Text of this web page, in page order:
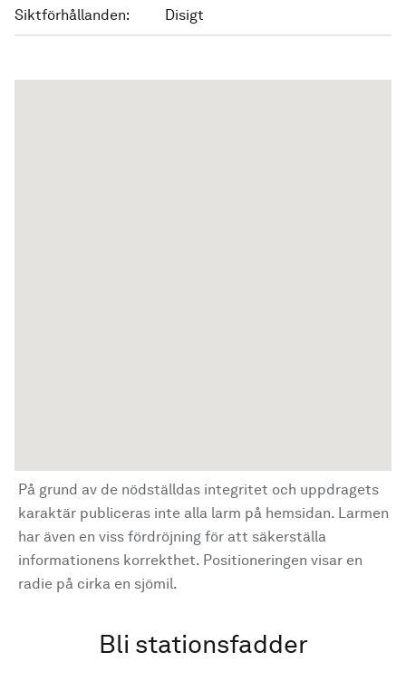
Siktförhållanden: Disigt
På grund av de nödställdas integritet och uppdragets
karaktär publiceras inte alla larm på hemsidan. Larmen
har även en viss fördröjning för att säkerställa
informationens korrekthet. Positioneringen visar en
radie på cirka en sjömil.
Bli stationsfadder